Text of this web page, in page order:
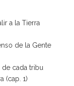
a la Tierra
de la Gente
cada tribu
(cap. 1)